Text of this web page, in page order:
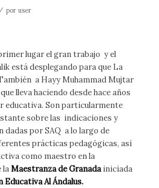
/ por user
lugar el gran trabajo y el
está desplegando para que La
a Hayy Muhammad Mujtar
lleva haciendo desde hace años
educativa. Son particularmente
sobre las indicaciones y
por SAQ a lo largo de
prácticas pedagógicas, así
como maestro en la
laMaestranza de Granadainiciada
Educativa Al Ándalus.